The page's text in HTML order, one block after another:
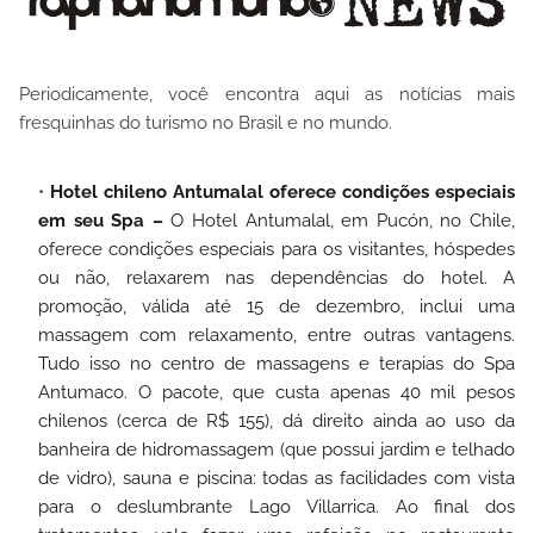
Periodicamente, você encontra aqui as notícias mais
fresquinhas do turismo no Brasil e no mundo.
Hotel chileno Antumalal oferece condições especiais
em seu Spa –O Hotel Antumalal, em Pucón, no Chile,
oferece condições especiais para os visitantes, hóspedes
ou não, relaxarem nas dependências do hotel. A
promoção, válida até 15 de dezembro, inclui uma
massagem com relaxamento, entre outras vantagens.
Tudo isso no centro de massagens e terapias do Spa
Antumaco. O pacote, que custa apenas 40 mil pesos
chilenos (cerca de R$ 155), dá direito ainda ao uso da
banheira de hidromassagem (que possui jardim e telhado
de vidro), sauna e piscina: todas as facilidades com vista
para o deslumbrante Lago Villarrica. Ao final dos